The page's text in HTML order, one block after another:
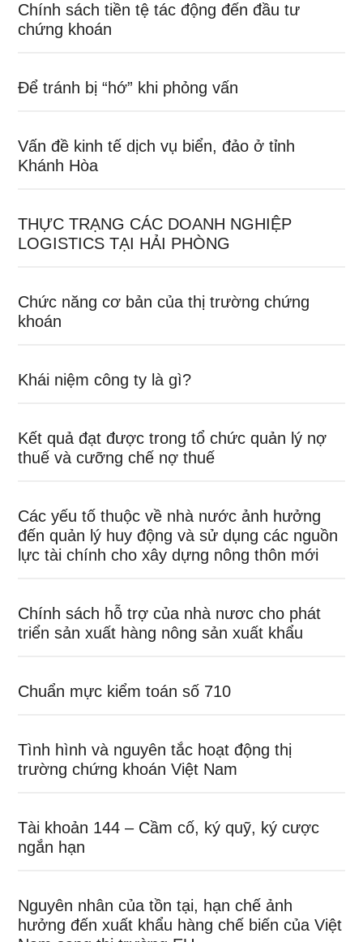
Chính sách tiền tệ tác động đến đầu tư
chứng khoán
Để tránh bị “hớ” khi phỏng vấn
Vấn đề kinh tế dịch vụ biển, đảo ở tỉnh
Khánh Hòa
THỰC TRẠNG CÁC DOANH NGHIỆP
LOGISTICS TẠI HẢI PHÒNG
Chức năng cơ bản của thị trường chứng
khoán
Khái niệm công ty là gì?
Kết quả đạt được trong tổ chức quản lý nợ
thuế và cưỡng chế nợ thuế
Các yếu tố thuộc về nhà nước ảnh hưởng
đến quản lý huy động và sử dụng các nguồn
lực tài chính cho xây dựng nông thôn mới
Chính sách hỗ trợ của nhà nươc cho phát
triển sản xuất hàng nông sản xuất khẩu
Chuẩn mực kiểm toán số 710
Tình hình và nguyên tắc hoạt động thị
trường chứng khoán Việt Nam
Tài khoản 144 – Cầm cố, ký quỹ, ký cược
ngắn hạn
Nguyên nhân của tồn tại, hạn chế ảnh
hưởng đến xuất khẩu hàng chế biến của Việt